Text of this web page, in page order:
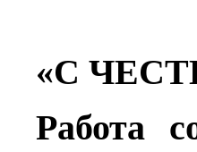
«С
Работа